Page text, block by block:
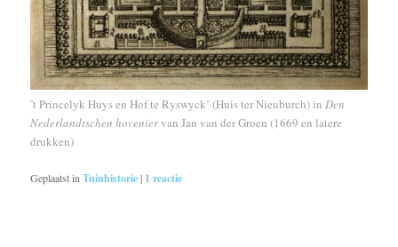
’t Princelyk Huys en Hof te Ryswyck’ (Huis ter Nieuburch) inDen
Nederlandtschen hoveniervan Jan van der Groen (1669 en latere
drukken)
Geplaatst inTuinhistorie| 1 reactie